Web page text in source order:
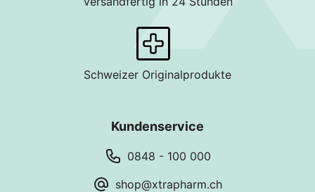
Schweizer Originalprodukte
Kundenservice
0848 - 100 000
shop@xtrapharm.ch